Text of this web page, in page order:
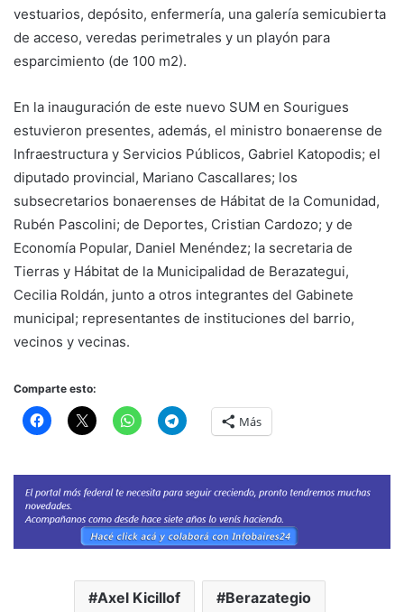
vestuarios, depósito, enfermería, una galería semicubierta
de acceso, veredas perimetrales y un playón para
esparcimiento (de 100 m2).
En la inauguración de este nuevo SUM en Sourigues
estuvieron presentes, además, el ministro bonaerense de
Infraestructura y Servicios Públicos, Gabriel Katopodis; el
diputado provincial, Mariano Cascallares; los
subsecretarios bonaerenses de Hábitat de la Comunidad,
Rubén Pascolini; de Deportes, Cristian Cardozo; y de
Economía Popular, Daniel Menéndez; la secretaria de
Tierras y Hábitat de la Municipalidad de Berazategui,
Cecilia Roldán, junto a otros integrantes del Gabinete
municipal; representantes de instituciones del barrio,
vecinos y vecinas.
Comparte esto:
Más
Axel Kicillof Berazategio